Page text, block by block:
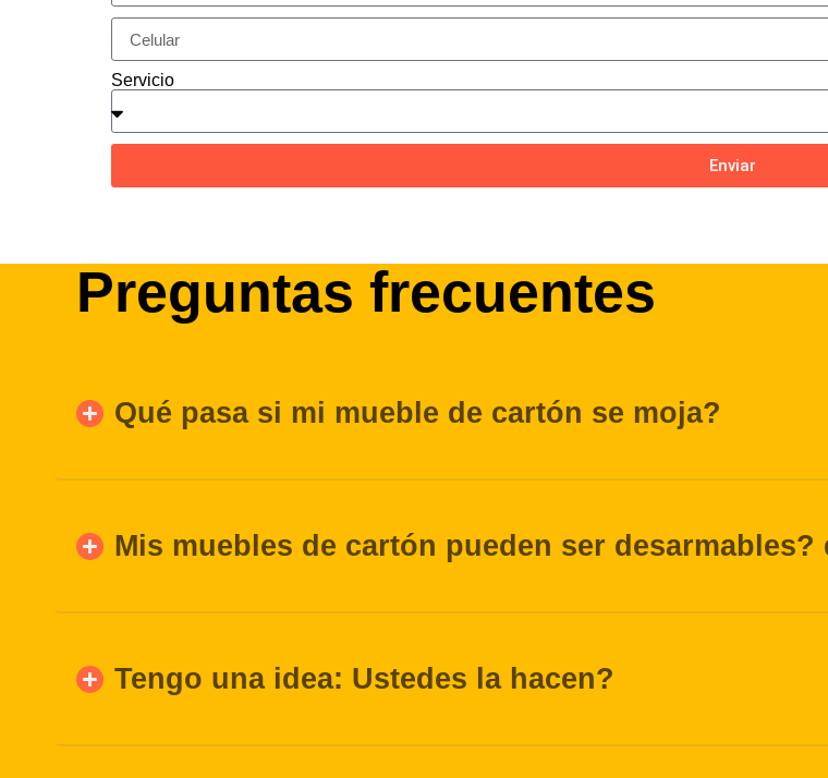
Servicio
Enviar
Preguntas frecuentes
Qué pasa si mi mueble de cartón se moja?
Mis muebles de cartón pueden ser
Tengo una idea: Ustedes la hacen?